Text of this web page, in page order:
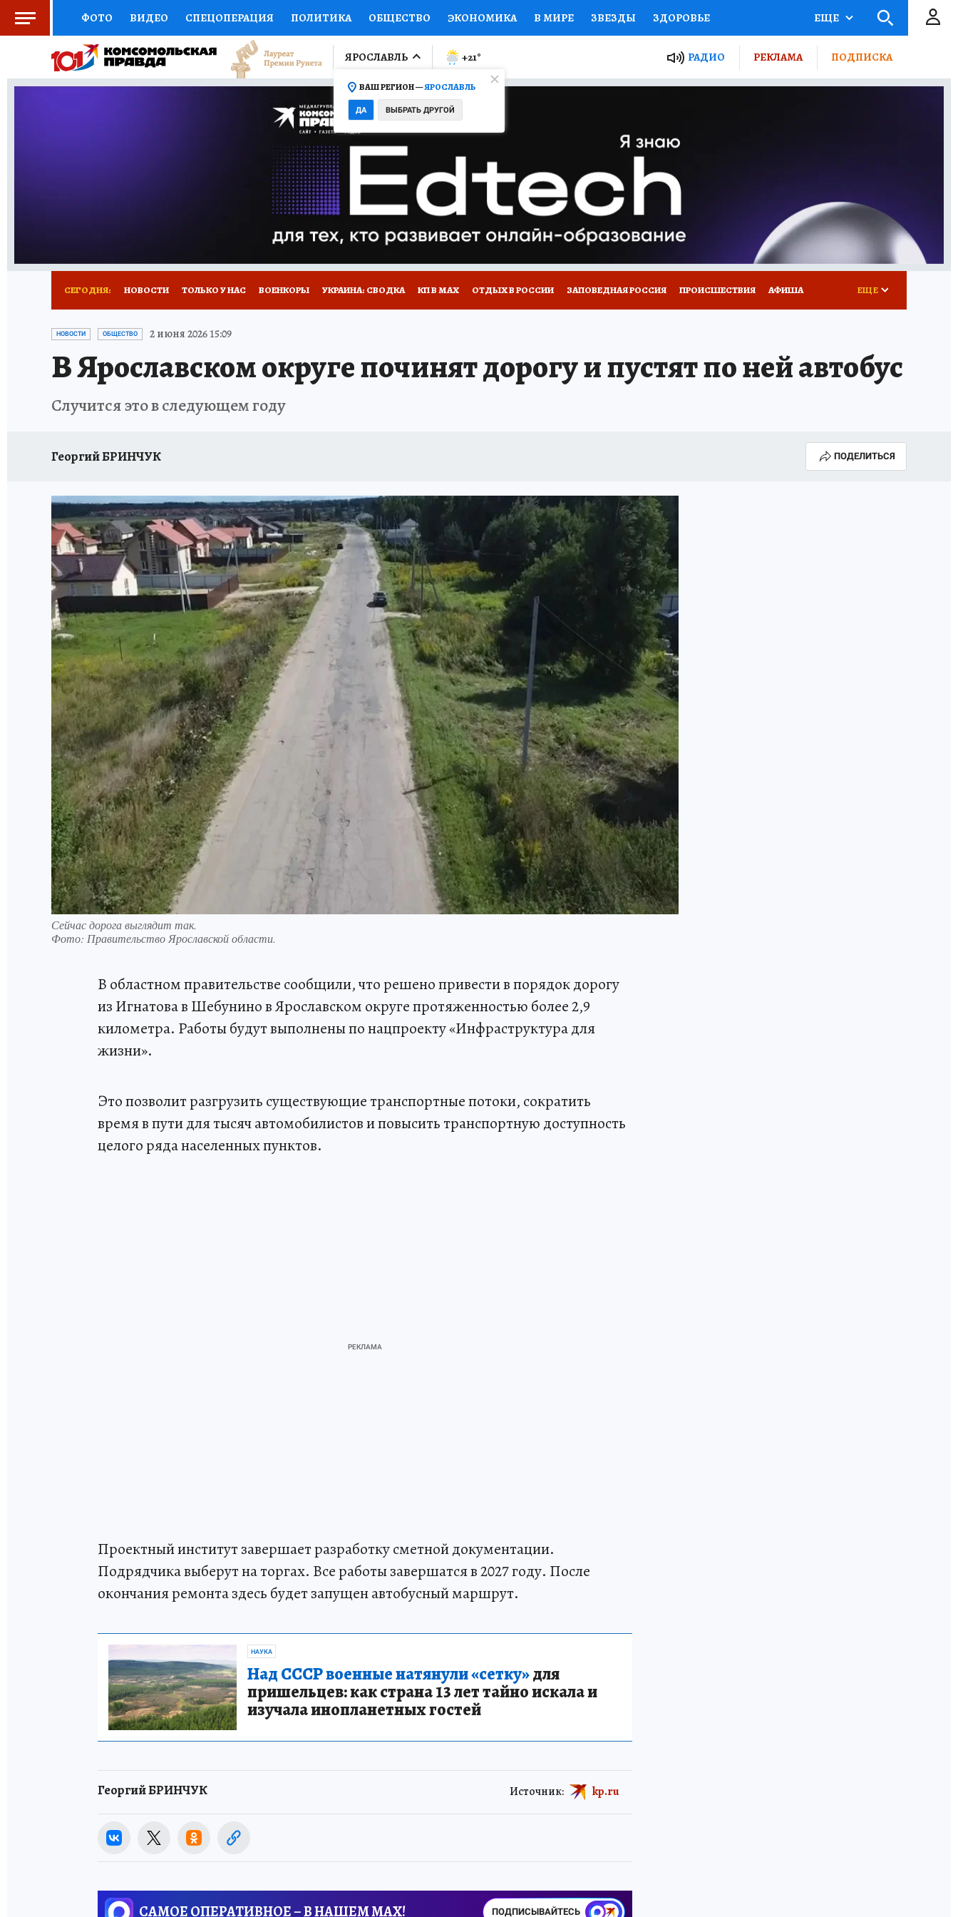
ФОТО ВИДЕО СПЕЦОПЕРАЦИЯ ПОЛИТИКА ОБЩЕСТВО ЭКОНОМИКА В МИРЕ ЗВЕЗДЫ ЗДОРОВЬЕ
СОЦПОДДЕРЖКА НАУКА СПОРТ КОЛУМНИСТЫ ПРОИСШЕСТВИЯ НАЦИОНАЛЬНЫЕ ПРОЕКТЫ РОССИИ
ВЫБОР ЭКСПЕРТОВ ДОКТОР ФИНАНСЫ ОТКРЫВАЕМ МИР Я ЗНАЮ СЕМЬЯ ЖЕНСКИЕ СЕКРЕТЫ ПУТЕВОДИТЕЛЬ
ПРОГНОЗЫ НА СПОРТ ПРОМОКОДЫ СЕРИАЛЫ
ТЕЛЕВИЗОР КОЛЛЕКЦИИ КОНКУРСЫ ГИД ПОТРЕБИТЕЛЯ
НОВОЕ НА САЙТЕ ОБЪЯВЛЕНИЯ
ЕЩЕ
ЯРОСЛАВЛЬ
ВАШ РЕГИОН —ЯРОСЛАВЛЬ
ДА ВЫБРАТЬ ДРУГОЙ
+21° РАДИО РЕКЛАМА ПОДПИСКА
СЕГОДНЯ: НОВОСТИ ТОЛЬКО У НАС ВОЕНКОРЫ УКРАИНА: СВОДКА КП В МАХ ОТДЫХ В РОССИИ ЗАПОВЕДНАЯ РОССИЯ ПРОИСШЕСТВИЯ АФИША
ГЕРОИ ЯРОСЛАВИИ ИСПЫТАНО НА СЕБЕ
ЕЩЕ
НОВОСТИ ОБЩЕСТВО 2 июня 2026 15:09
В Ярославском округе починят дорогу и пустят по ней автобус
Случится это в следующем году
Георгий БРИНЧУК ПОДЕЛИТЬСЯ
Сейчас дорога выглядит так.
Фото: Правительство Ярославской области.
В областном правительстве сообщили, что решено привести в порядок дорогу
из Игнатова в Шебунино в Ярославском округе протяженностью более 2,9
километра. Работы будут выполнены по нацпроекту «Инфраструктура для
жизни».
Это позволит разгрузить существующие транспортные потоки, сократить
время в пути для тысяч автомобилистов и повысить транспортную доступность
целого ряда населенных пунктов.
Проектный институт завершает разработку сметной документации.
Подрядчика выберут на торгах. Все работы завершатся в 2027 году. После
окончания ремонта здесь будет запущен автобусный маршрут.
НАУКА
Над СССР военные натянули «сетку»для
пришельцев: как страна 13 лет тайно искала и
изучала инопланетных гостей
Георгий БРИНЧУК Источник: kp.ru
САМОЕ ОПЕРАТИВНОЕ – В НАШЕМ MAX! ПОДПИСЫВАЙТЕСЬ